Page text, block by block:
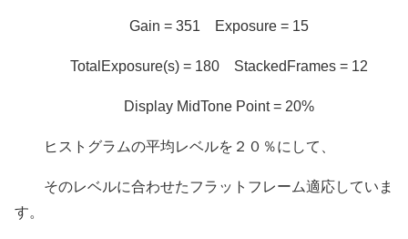
Gain = 351 Exposure = 15
TotalExposure(s) = 180 StackedFrames = 12
Display MidTone Point = 20%
ヒストグラムの平均レベルを２０％にして、
そのレベルに合わせたフラットフレーム適応していま
す。